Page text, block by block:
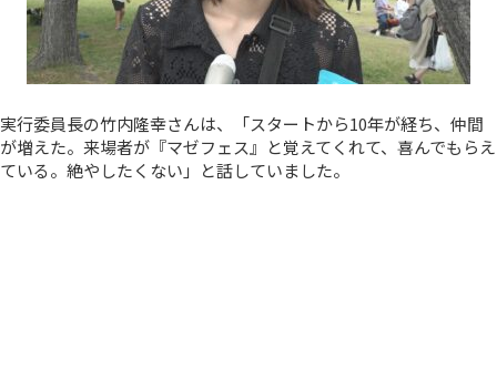
実行委員長の竹内隆幸さんは、「スタートから10年が経ち、仲間
が増えた。来場者が『マゼフェス』と覚えてくれて、喜んでもらえ
ている。絶やしたくない」と話していました。